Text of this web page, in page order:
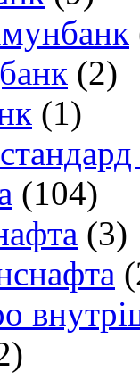
(2)
(1)
(104)
(3)